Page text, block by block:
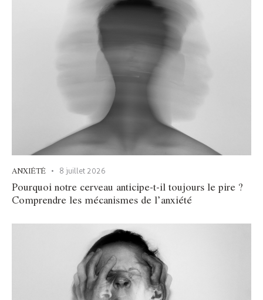
ANXIÉTÉ 8 juillet 2026
Pourquoi notre cerveau anticipe-t-il toujours le pire ?
Comprendre les mécanismes de l’anxiété